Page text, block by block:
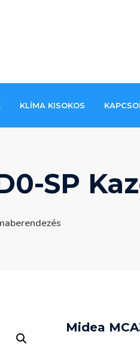
KLÍMA KISOKOS
SP
Midea